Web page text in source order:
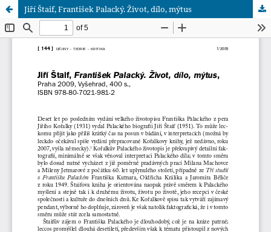
Jiří Štaif, František Palacký. Život, dílo, mýtus